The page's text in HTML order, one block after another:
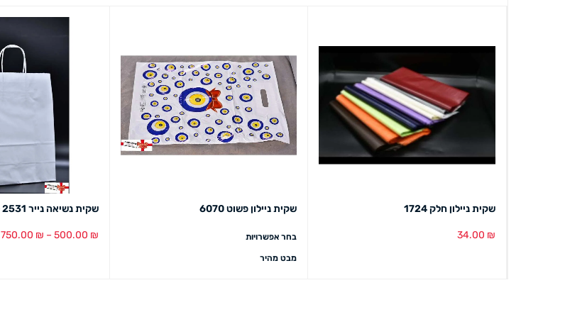
שקית ניילון חלק 1724
34.00 ₪
שקית ניילון פשוט 6070
בחר אפשרויות
מבט מהיר
שקית נשיאה נייר 2531 לבן (250 יח')
500.00 ₪
–
750.00 ₪